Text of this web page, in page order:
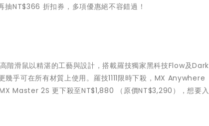
抽NT$366 折扣券，多項優惠絕不容錯過！
階滑鼠以精湛的工藝與設計，搭載羅技獨家黑科技Flow及Dark
乎可在所有材質上使用。羅技1111限時下殺，MX Anywhere
Master 2S 更下殺至NT$1,880 （原價NT$3,290），想要入